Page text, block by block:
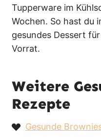
Tupperware im
Wochen. So hast du
gesundes Dessert
Vorrat.
Weitere
Rezepte
Gesunde